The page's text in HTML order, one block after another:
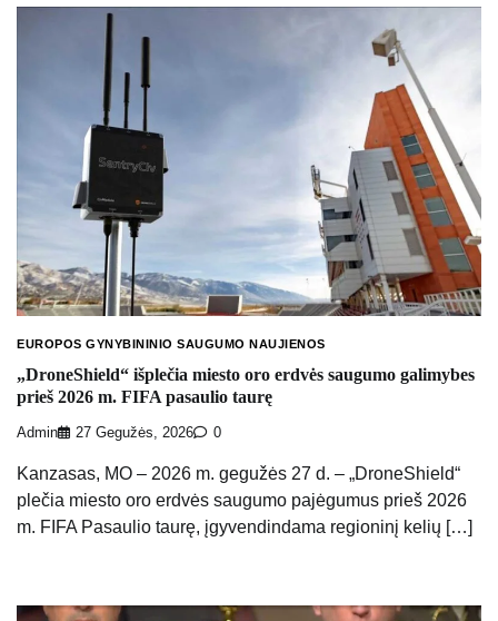
EUROPOS GYNYBININIO SAUGUMO NAUJIENOS
„DroneShield“ išplečia miesto oro erdvės saugumo galimybes
prieš 2026 m. FIFA pasaulio taurę
Admin 27 Gegužės, 2026 0
Kanzasas, MO – 2026 m. gegužės 27 d. – „DroneShield“
plečia miesto oro erdvės saugumo pajėgumus prieš 2026
m. FIFA Pasaulio taurę, įgyvendindama regioninį kelių […]